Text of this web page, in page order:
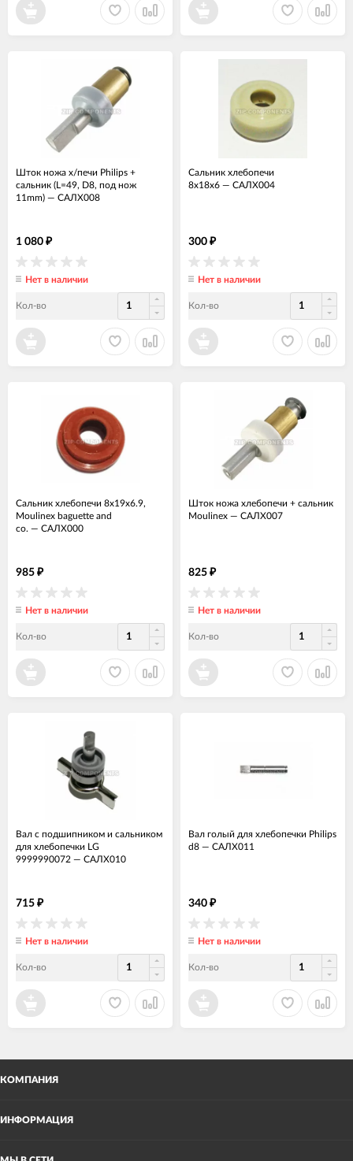
Шток ножа х/печи Philips +
сальник (L=49, D8, под нож
11mm) — САЛХ008
1 080 ₽
Нет в наличии
Кол-во
Сальник хлебопечи
8x18x6 — САЛХ004
300 ₽
Нет в наличии
Кол-во
Сальник хлебопечи 8x19x6.9,
Moulinex baguette and
co. — САЛХ000
985 ₽
Нет в наличии
Кол-во
Шток ножа хлебопечи + сальник
Moulinex — САЛХ007
825 ₽
Нет в наличии
Кол-во
Вал с подшипником и сальником
для хлебопечки LG
9999990072 — САЛХ010
715 ₽
Нет в наличии
Кол-во
Вал голый для хлебопечки Philips
d8 — САЛХ011
340 ₽
Нет в наличии
Кол-во
КОМПАНИЯ
ИНФОРМАЦИЯ